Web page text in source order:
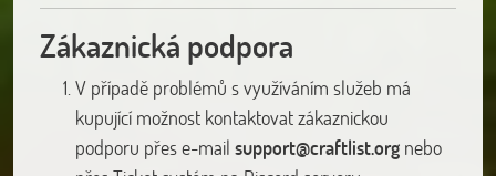
Zákaznická podpora
V případě problémů s využíváním služeb má
kupující možnost kontaktovat zákaznickou
podporu přes e-mail support@craftlist.org nebo